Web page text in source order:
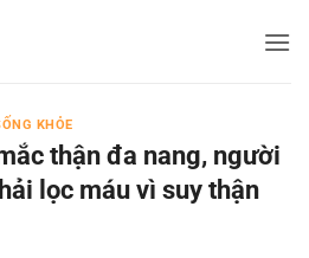
KHỎE
thận đa nang, người
lọc máu vì suy thận